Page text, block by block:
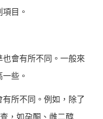
目。
會有所不同。一般來
些。
所不同。例如，除了
，如孕酮、雌二醇